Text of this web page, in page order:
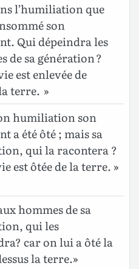
l’humiliation que
son
Qui dépeindra les
de sa génération ?
est enlevée de
terre. »
humiliation son
a été ôté ; mais sa
qui la racontera ?
est ôtée de la terre. »
hommes de sa
qui les
car on lui a ôté la
la terre.»